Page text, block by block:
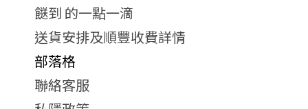
餸到 的一點一滴
送貨安排及順豐收費詳情
部落格
聯絡客服